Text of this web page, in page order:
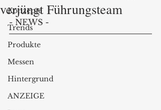
Konzepte
Trends
Produkte
Messen
Hintergrund
ANZEIGE
verjüngt Führungsteam
- NEWS -